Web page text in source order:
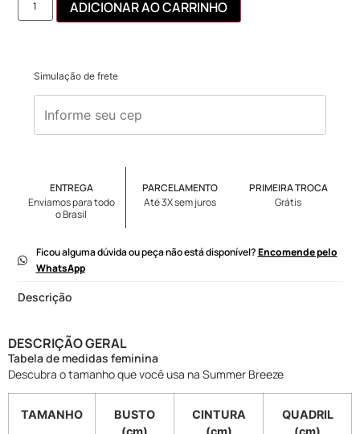
ADICIONAR AO CARRINHO
Simulação de frete
ENTREGA
Enviamos para todo
o Brasil
PARCELAMENTO
Até 3X sem juros
PRIMEIRA TROCA
Grátis
Ficou alguma dúvida ou peça não está disponível?Encomende pelo
WhatsApp
Descrição
DESCRIÇÃO GERAL
Tabela de medidas feminina
Descubra o tamanho que você usa na Summer Breeze
TAMANHO
BUSTO
CINTURA
QUADRIL